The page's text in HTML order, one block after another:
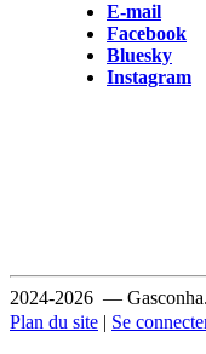
E-mail
Facebook
Bluesky
Instagram
2024-2026 —
Plan du site | Se